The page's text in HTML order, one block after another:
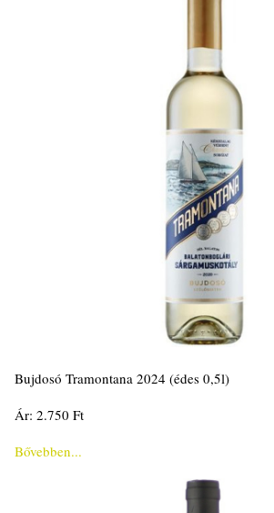
Bujdosó Tramontana 2024 (édes 0,5l)
Ár: 2.750 Ft
Bővebben...